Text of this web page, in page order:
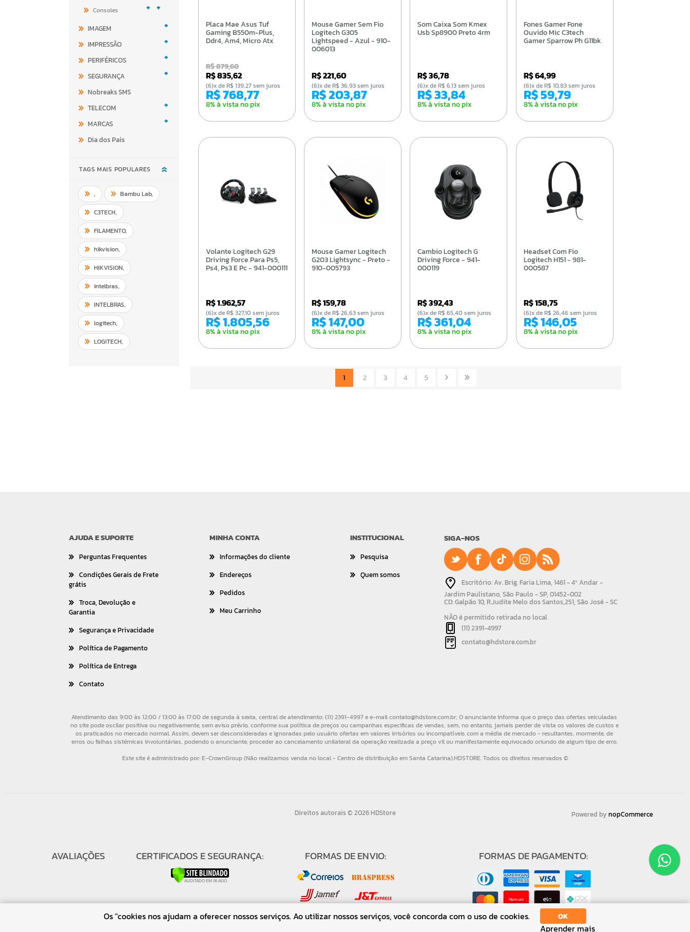
+
Consoles +
IMAGEM +
IMPRESSÃO +
PERIFÉRICOS +
SEGURANÇA +
Nobreaks SMS
TELECOM
+
MARCAS +
Dia dos Pais
TAGS MAIS POPULARES
, Bambu Lab,
C3TECH,
FILAMENTO,
hikvision,
HIKVISION,
intelbras,
INTELBRAS,
logitech,
LOGITECH,
Placa Mae Asus Tuf
Gaming B550m-Plus,
Ddr4, Am4, Micro Atx
R$ 879,60
R$ 835,62
R$ 768,77
8% à vista no pix
(6)x de R$ 139,27 sem juros
Mouse Gamer Sem Fio
Logitech G305
Lightspeed - Azul - 910-
006013
R$ 221,60
R$ 203,87
8% à vista no pix
(6)x de R$ 36,93 sem juros
Som Caixa Som Kmex
Usb Sp8900 Preto 4rm
R$ 36,78
R$ 33,84
8% à vista no pix
(6)x de R$ 6,13 sem juros
Fones Gamer Fone
Ouvido Mic C3tech
Gamer Sparrow Ph G11bk
R$ 64,99
R$ 59,79
8% à vista no pix
(6)x de R$ 10,83 sem juros
Volante Logitech G29
Driving Force Para Ps5,
Ps4, Ps3 E Pc - 941-000111
R$ 1.962,57
R$ 1.805,56
8% à vista no pix
(6)x de R$ 327,10 sem juros
Mouse Gamer Logitech
G203 Lightsync - Preto -
910-005793
R$ 159,78
R$ 147,00
8% à vista no pix
(6)x de R$ 26,63 sem juros
Cambio Logitech G
Driving Force - 941-
000119
R$ 392,43
R$ 361,04
8% à vista no pix
(6)x de R$ 65,40 sem juros
Headset Com Fio
Logitech H151 - 981-
000587
R$ 158,75
R$ 146,05
8% à vista no pix
(6)x de R$ 26,46 sem juros
1 2 3 4 5
AJUDA E SUPORTE
Perguntas Frequentes
Condições Gerais de Frete
grátis
Troca, Devolução e
Garantia
Segurança e Privacidade
Política de Pagamento
Política de Entrega
Contato
MINHA CONTA
Informações do cliente
Endereços
Pedidos
Meu Carrinho
INSTITUCIONAL
Pesquisa
Quem somos
SIGA-NOS
Escritório: Av. Brig. Faria Lima, 1461 - 4º Andar -
Jardim Paulistano, São Paulo - SP, 01452-002
CD: Galpão 10, R.Judite Melo dos Santos,251, São José - SC
NÃO é permitido retirada no local
(11) 2391-4997
contato@hdstore.com.br
Direitos autorais © 2026 HDStore Powered bynopCommerce
AVALIAÇÕES CERTIFICADOS E SEGURANÇA: FORMAS DE ENVIO: FORMAS DE PAGAMENTO:
Os "cookies nos ajudam a oferecer nossos serviços. Ao utilizar nossos serviços, você concorda com o uso de cookies. OK
Aprender mais